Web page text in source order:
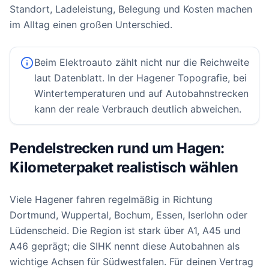
Standort, Ladeleistung, Belegung und Kosten machen
im Alltag einen großen Unterschied.
Beim Elektroauto zählt nicht nur die Reichweite
laut Datenblatt. In der Hagener Topografie, bei
Wintertemperaturen und auf Autobahnstrecken
kann der reale Verbrauch deutlich abweichen.
Pendelstrecken rund um Hagen:
Kilometerpaket realistisch wählen
Viele Hagener fahren regelmäßig in Richtung
Dortmund, Wuppertal, Bochum, Essen, Iserlohn oder
Lüdenscheid. Die Region ist stark über A1, A45 und
A46 geprägt; die SIHK nennt diese Autobahnen als
wichtige Achsen für Südwestfalen. Für deinen Vertrag